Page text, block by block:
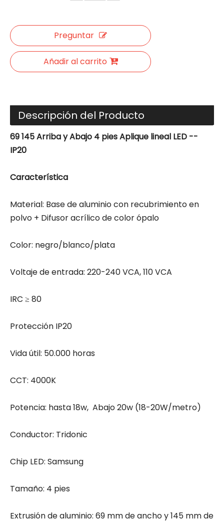
Preguntar
Añadir al carrito
Descripción del Producto
69 145 Arriba y Abajo 4 piesAplique lineal LED --
IP20
Característica
Material: Base de aluminio con recubrimiento en
polvo + Difusor acrílico de color ópalo
Color: negro/blanco/plata
Voltaje de entrada: 220-240 VCA, 110 VCA
IRC ≥ 80
Protección IP20
Vida útil: 50.000 horas
CCT: 4000K
Potencia: hasta 18w, Abajo 20w (18-20W/metro)
Conductor: Tridonic
Chip LED: Samsung
Tamaño: 4 pies
Extrusión de aluminio: 69 mm de ancho y 145 mm de